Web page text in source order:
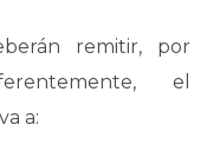
remitir, por
el
a: